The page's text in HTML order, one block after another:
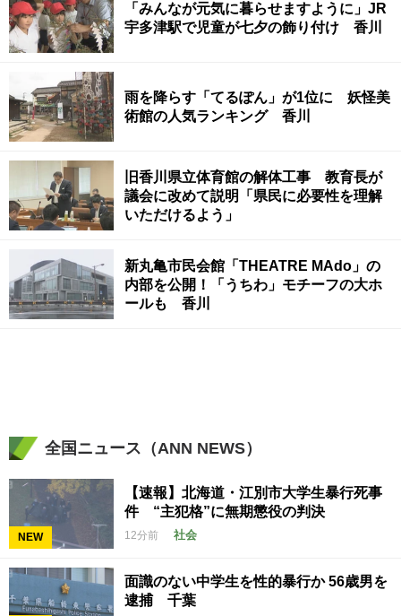
「みんなが元気に暮らせますように」JR
宇多津駅で児童が七夕の飾り付け 香川
雨を降らす「てるぽん」が1位に 妖怪美
術館の人気ランキング 香川
旧香川県立体育館の解体工事 教育長が
議会に改めて説明「県民に必要性を理解
いただけるよう」
新丸亀市民会館「THEATRE MAdo」の
内部を公開！「うちわ」モチーフの大ホ
ールも 香川
全国ニュース（ANN NEWS）
NEW
【速報】北海道・江別市大学生暴行死事
件 “主犯格”に無期懲役の判決
12分前 社会
面識のない中学生を性的暴行か 56歳男を
逮捕 千葉